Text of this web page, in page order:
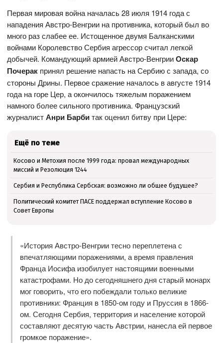
Первая мировая война началась 28 июля 1914 года с
нападения Австро-Венгрии на противника, который был во
много раз слабее ее. Истощенное двумя Балканскими
войнами Королевство Сербия агрессор считал легкой
добычей. Командующий армией Австро-ВенгрииОскар
Почерак принял решение напасть на Сербию с запада, со
стороны Дрины. Первое сражение началось в августе 1914
года на горе Цер, а окончилось тяжелым поражением
намного более сильного противника. Французский
журналистАнри Барбитак оценил битву при Цере:
Ещё по теме
Косово и Метохия после 1999 года: провал международных
миссий и Резолюция 1244
Сербия и Республика Сербская: возможно ли общее будущее?
Политический комитет ПАСЕ поддержал вступление Косово в
Совет Европы
«История Австро-Венгрии тесно переплетена с
впечатляющими поражениями, а время правления
Франца Иосифа изобилует настоящими военными
катастрофами. Но до сегодняшнего дня старый монарх
мог говорить, что его побеждали только великие
противники: Франция в 1850-ом году и Пруссия в 1866-
ом. Сегодня Сербия, территория и население которой
составляют десятую часть Австрии, нанесла ей первое
громкое поражение».